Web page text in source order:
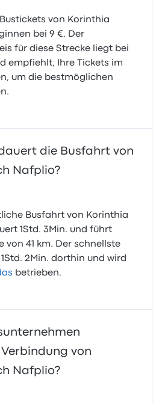
von Korinthia
bei 9 €. Der
für diese Strecke liegt bei
empfiehlt, Ihre Tickets im
um die bestmöglichen
die Busfahrt von
Nafplio?
Busfahrt von Korinthia
1Std. 3Min. und führt
von 41 km. Der schnellste
2Min. dorthin und wird
betrieben.
von
Nafplio?